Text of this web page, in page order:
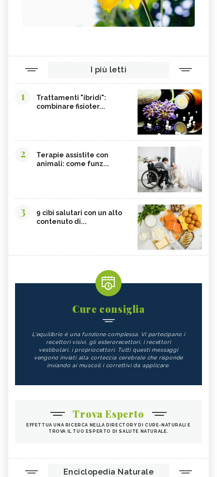
I più letti
1
Trattamenti "ibridi":
combinare fisioter...
2
Terapie assistite con
animali: come funz...
3
9 cibi salutari con un alto
contenuto di...
Cure consiglia
L'equilibrio è una funzione complessa. Vi partecipano i
recettori visivi, gli esterorecettori, i recettori
vestibolari, i propriocettori. Tutti questi messaggi
vengono inviati alla corteccia cerebrale che risponde
inviando ai muscoli i correttivi da applicare.
Trova Esperto
EFFETTUA UNA RICERCA NELLA DIRECTORY DI CURE-NATURALI E
TROVA IL TUO ESPERTO DI SALUTE NATURALE.
Enciclopedia Naturale